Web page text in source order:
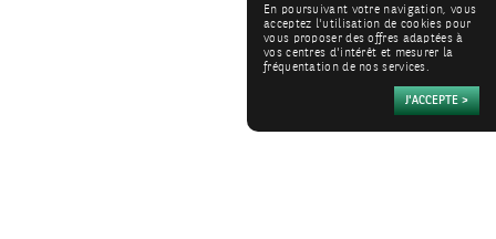
En poursuivant votre navigation, vous
acceptez l'utilisation de cookies pour
vous proposer des offres adaptées à
vos centres d'intérêt et mesurer la
fréquentation de nos services.